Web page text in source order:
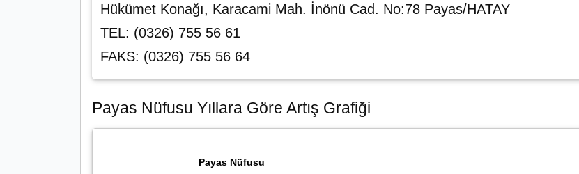
Hükümet Konağı, Karacami Mah. İnönü Cad. No:78 Payas/HATAY
TEL: (0326) 755 56 61
FAKS: (0326) 755 56 64
Payas Nüfusu Yıllara Göre Artış Grafiği
Payas Nüfusu